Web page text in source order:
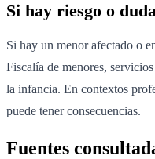
Si hay riesgo o
Si hay un menor afectado o
Fiscalía de menores,
la infancia. En contextos
puede tener consecuencias.
Fuentes